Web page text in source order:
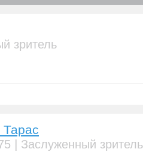
зритель
| Заслуженный зритель